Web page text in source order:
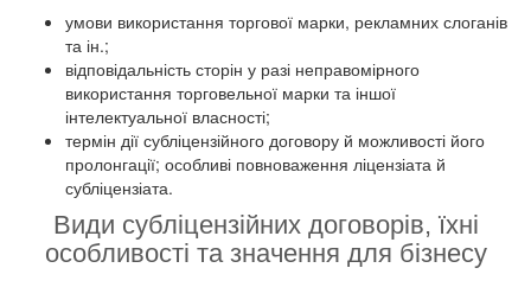
умови використання торгової марки, рекламних слоганів
та ін.;
відповідальність сторін у разі неправомірного
використання торговельної марки та іншої
інтелектуальної власності;
термін дії субліцензійного договору й можливості його
пролонгації; особливі повноваження ліцензіата й
субліцензіата.
Види субліцензійних договорів, їхні
особливості та значення для бізнесу